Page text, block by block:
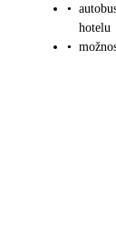
•
hotelu
•